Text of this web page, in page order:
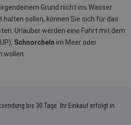
Grund nicht ins Wasser
halten sollen, können Sie sich für das
Urlauber werden eine Fahrt mit dem
Schnorcheln im Meer oder
wollen.
bis 30 Tage. Ihr Einkauf erfolgt in